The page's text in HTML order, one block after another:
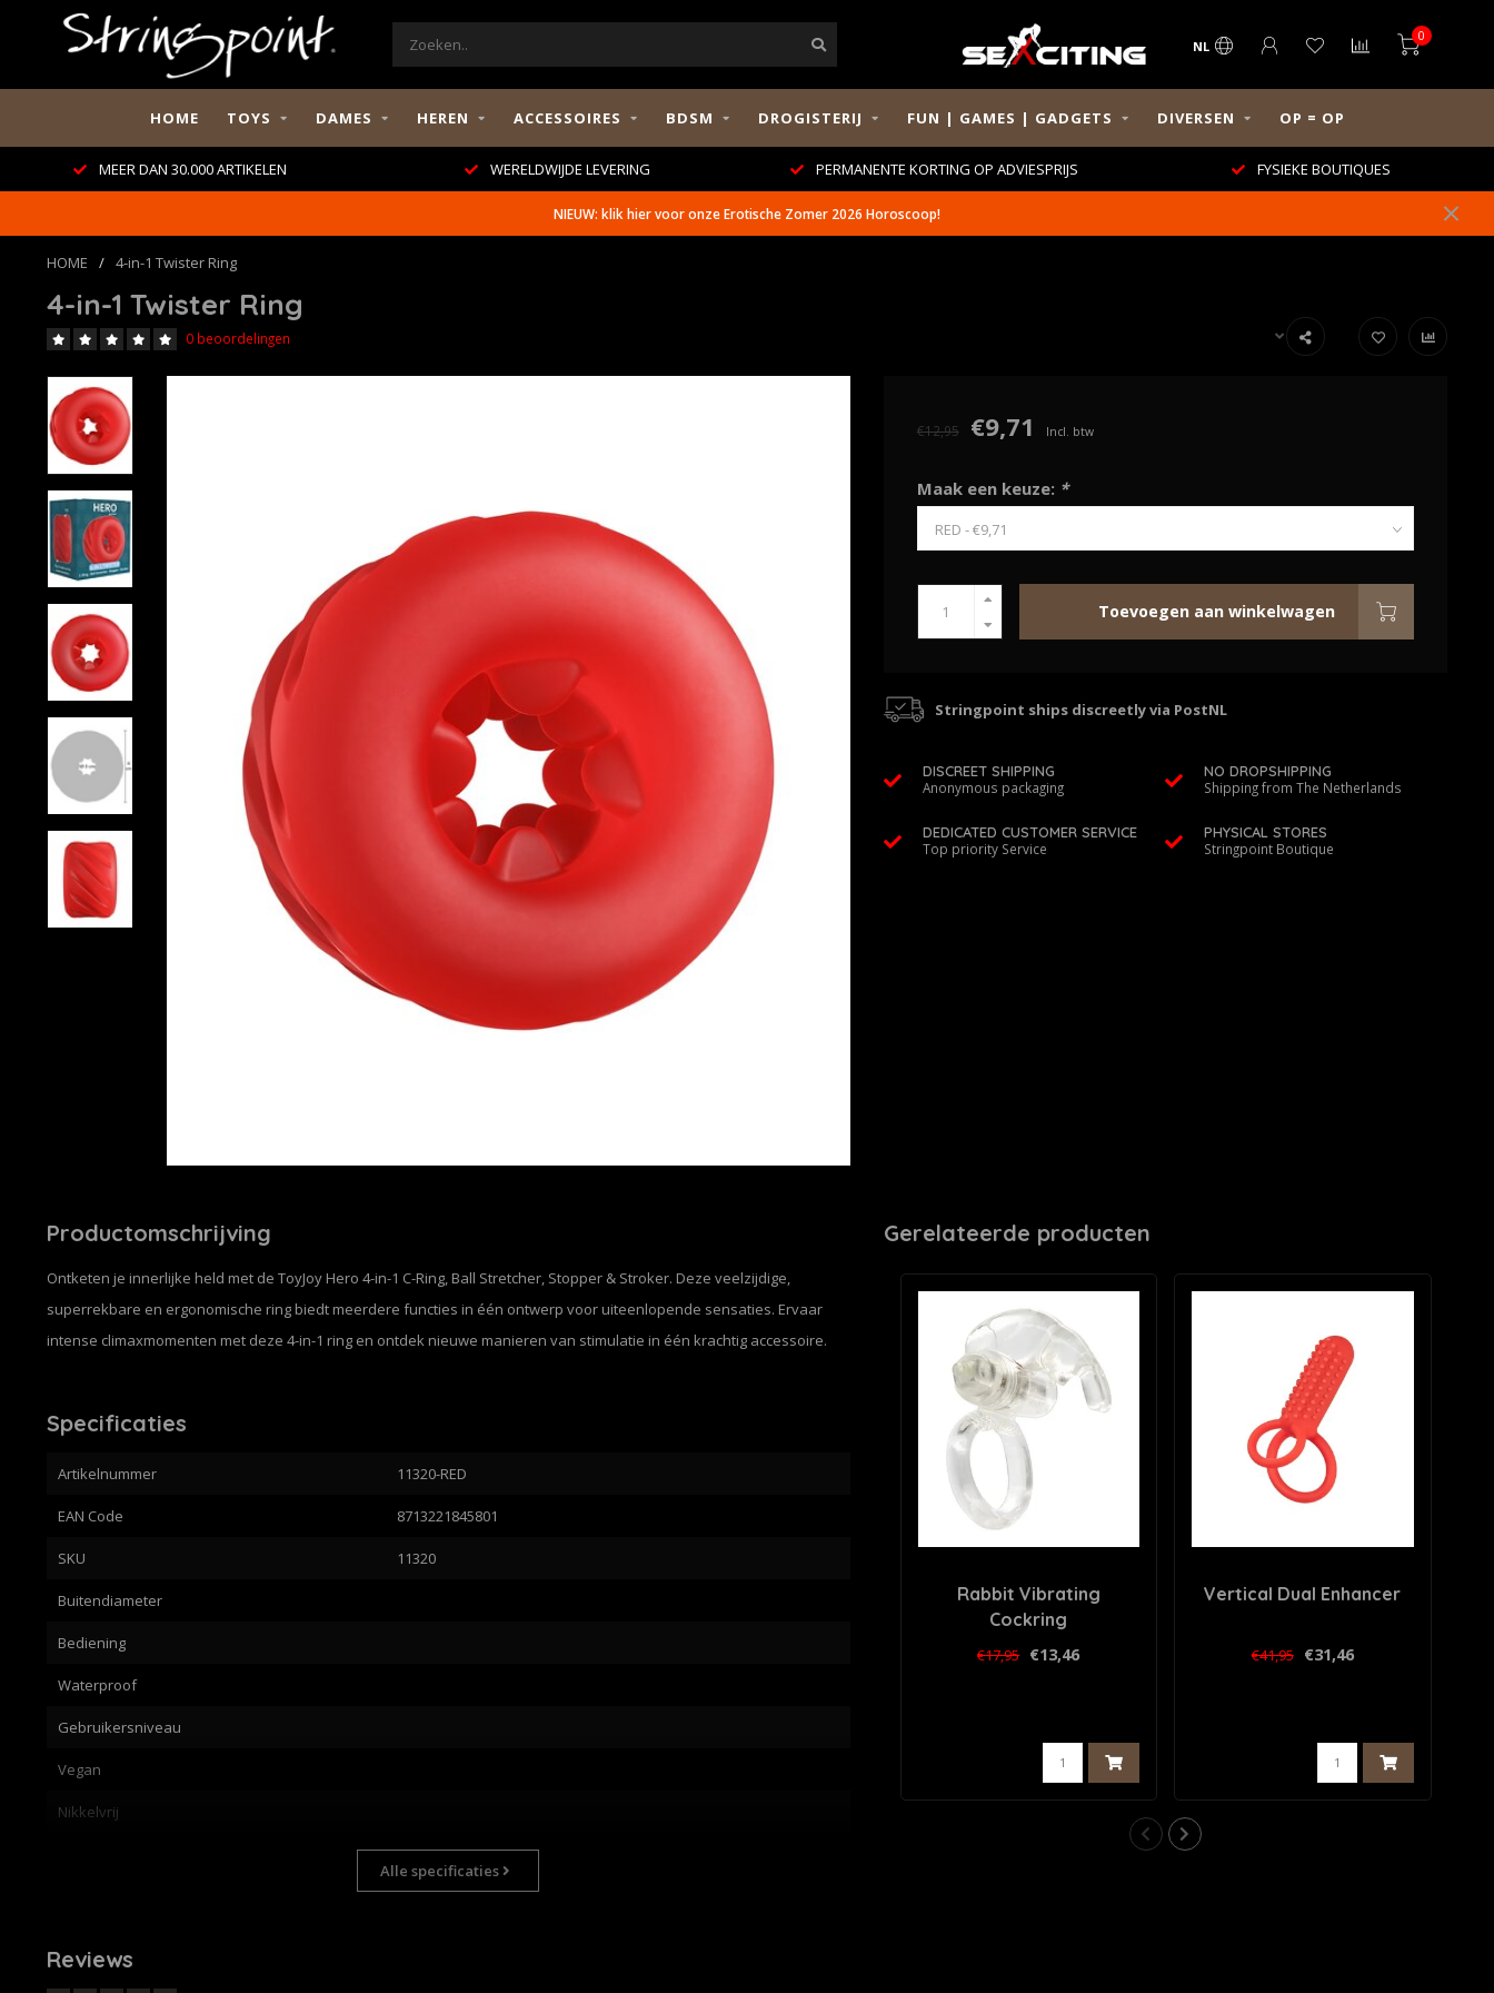
NL
0
HOME TOYS DAMES HEREN ACCESSOIRES BDSM DROGISTERIJ FUN | GAMES | GADGETS DIVERSEN OP = OP
MEER DAN 30.000 ARTIKELEN WERELDWIJDE LEVERING PERMANENTE KORTING OP ADVIESPRIJS FYSIEKE BOUTIQUES
NIEUW: klik hier voor onze Erotische Zomer 2026 Horoscoop!
HOME / 4-in-1 Twister Ring
4-in-1 Twister Ring
0 beoordelingen
€12,95 €9,71 Incl. btw
Maak een keuze: *
Toevoegen aan winkelwagen
Stringpoint ships discreetly via PostNL
DISCREET SHIPPING
Anonymous packaging
NO DROPSHIPPING
Shipping from The Netherlands
DEDICATED CUSTOMER SERVICE
Top priority Service
PHYSICAL STORES
Stringpoint Boutique
Productomschrijving
Ontketen je innerlijke held met de ToyJoy Hero 4-in-1 C-Ring, Ball Stretcher, Stopper & Stroker. Deze veelzijdige,
superrekbare en ergonomische ring biedt meerdere functies in één ontwerp voor uiteenlopende sensaties. Ervaar
intense climaxmomenten met deze 4-in-1 ring en ontdek nieuwe manieren van stimulatie in één krachtig accessoire.
Specificaties
Artikelnummer 11320-RED
EAN Code 8713221845801
SKU 11320
Buitendiameter
Bediening
Waterproof
Gebruikersniveau
Vegan
Nikkelvrij
Alle specificaties
Reviews
Gerelateerde producten
Rabbit Vibrating
Cockring
€17,95 €13,46
Vertical Dual Enhancer
€41,95 €31,46